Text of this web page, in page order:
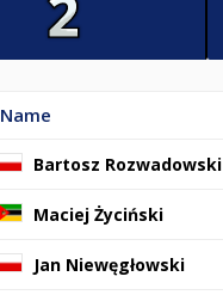
Name
Bartosz Rozwadowski
Maciej Życiński
Jan Niewęgłowski